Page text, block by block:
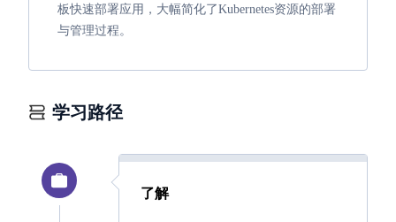
板快速部署应用，大幅简化了Kubernetes资源的部署
与管理过程。
学习路径
了解